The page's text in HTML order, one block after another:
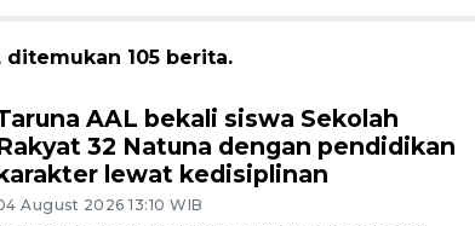
105 berita.
AAL bekali siswa Sekolah
32 Natuna dengan pendidikan
lewat kedisiplinan
August 2026 13:10 WIB